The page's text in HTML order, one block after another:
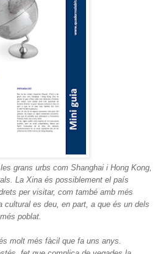
grans urbs com Shanghai i Hong Kong,
La Xina és possiblement el país
per visitar, com també amb més
cultural es deu, en part, a que és un dels
poblat.
molt més fàcil que fa uns anys.